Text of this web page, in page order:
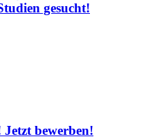
gesucht!
bewerben!